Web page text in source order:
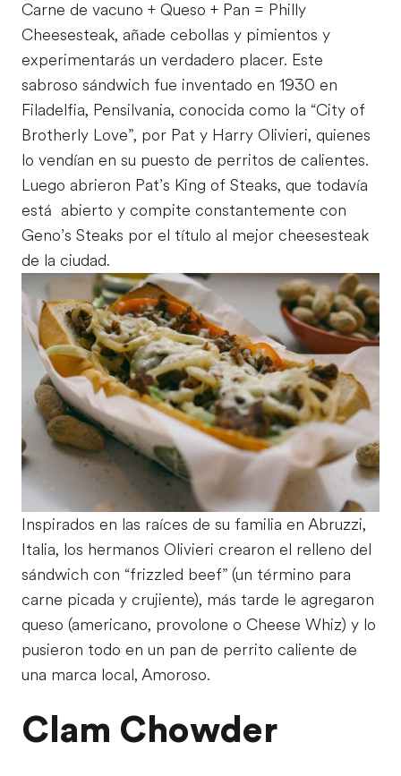
Carne de vacuno + Queso + Pan = Philly
Cheesesteak, añade cebollas y pimientos y
experimentarás un verdadero placer. Este
sabroso sándwich fue inventado en 1930 en
Filadelfia, Pensilvania, conocida como la “City of
Brotherly Love”, por Pat y Harry Olivieri, quienes
lo vendían en su puesto de perritos de calientes.
Luego abrieron Pat’s King of Steaks, que todavía
está abierto y compite constantemente con
Geno’s Steaks por el título al mejor cheesesteak
de la ciudad.
Inspirados en las raíces de su familia en Abruzzi,
Italia, los hermanos Olivieri crearon el relleno del
sándwich con “frizzled beef” (un término para
carne picada y crujiente), más tarde le agregaron
queso (americano, provolone o Cheese Whiz) y lo
pusieron todo en un pan de perrito caliente de
una marca local, Amoroso.
Clam Chowder